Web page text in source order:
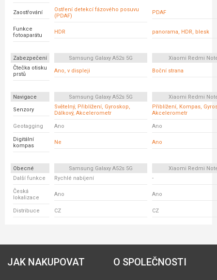
Zaostřování
Ostření detekcí fázového posuvu
(PDAF)
PDAF
Funkce
fotoaparátu
HDR panorama, HDR, blesk
Zabezpečení Samsung Galaxy A52s 5G
Xiaomi Redmi
Čtečka otisku
prstů
Ano, v displeji Boční strana
Navigace Samsung Galaxy A52s 5G
Xiaomi Redmi
Senzory
Světelný, Přiblížení, Gyroskop,
Dálkový, Akcelerometr
Přiblížení, Kompas,
Akcelerometr
Geotagging Ano Ano
Digitální
kompas
Ne Ano
Obecné Samsung Galaxy A52s 5G
Xiaomi Redmi
Další funkce
Rychlé nabíjení -
Česká
lokalizace
Ano Ano
Distribuce CZ CZ
JAK NAKUPOVAT O SPOLEČNOSTI